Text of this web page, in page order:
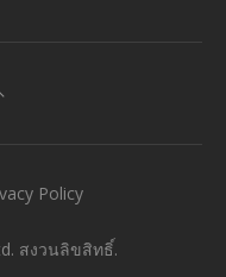
สงวนลิขสิทธิ์.
Policy